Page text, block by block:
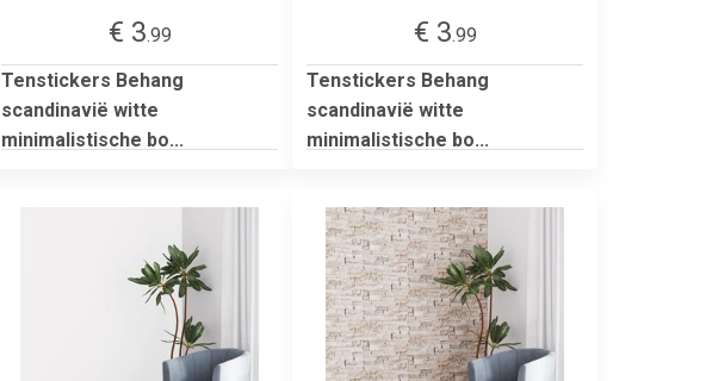
€ 3.99
Tenstickers Behang
scandinavië witte
minimalistische bo...
€ 3.99
Tenstickers Behang
scandinavië witte
minimalistische bo...